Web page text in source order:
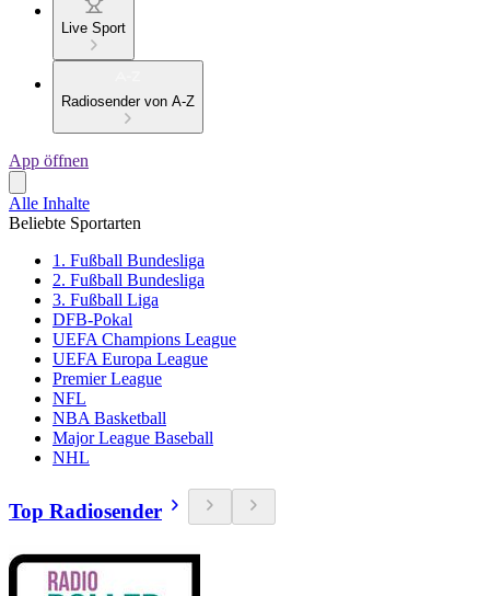
Live Sport
Radiosender von A-Z
App öffnen
Alle Inhalte
Beliebte Sportarten
1. Fußball Bundesliga
2. Fußball Bundesliga
3. Fußball Liga
DFB-Pokal
UEFA Champions League
UEFA Europa League
Premier League
NFL
NBA Basketball
Major League Baseball
NHL
Top Radiosender